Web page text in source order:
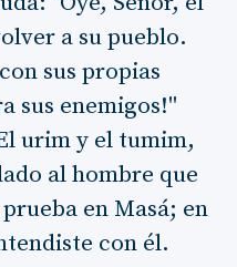
a su pueblo.
sus propias
sus enemigos!"
urim y el tumim,
al hombre que
en Masá; en
con él.